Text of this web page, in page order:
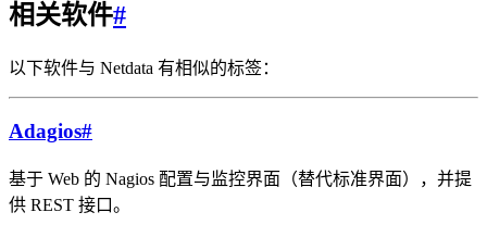
相关软件#
以下软件与 Netdata 有相似的标签：
Adagios#
基于 Web 的 Nagios 配置与监控界面（替代标准界面），并提
供 REST 接口。